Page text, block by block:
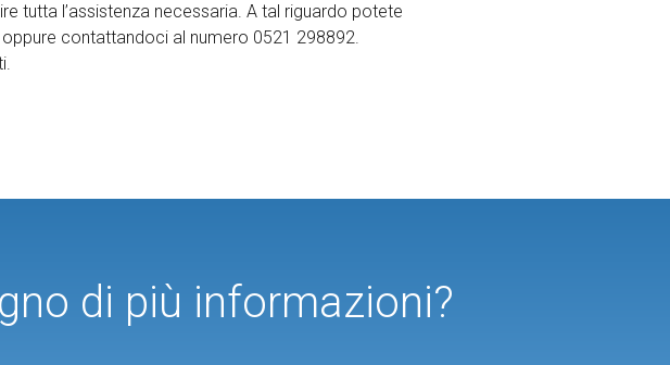
tutta l’assistenza necessaria. A tal riguardo potete
oppure contattandoci al numero 0521 298892.
di più informazioni?